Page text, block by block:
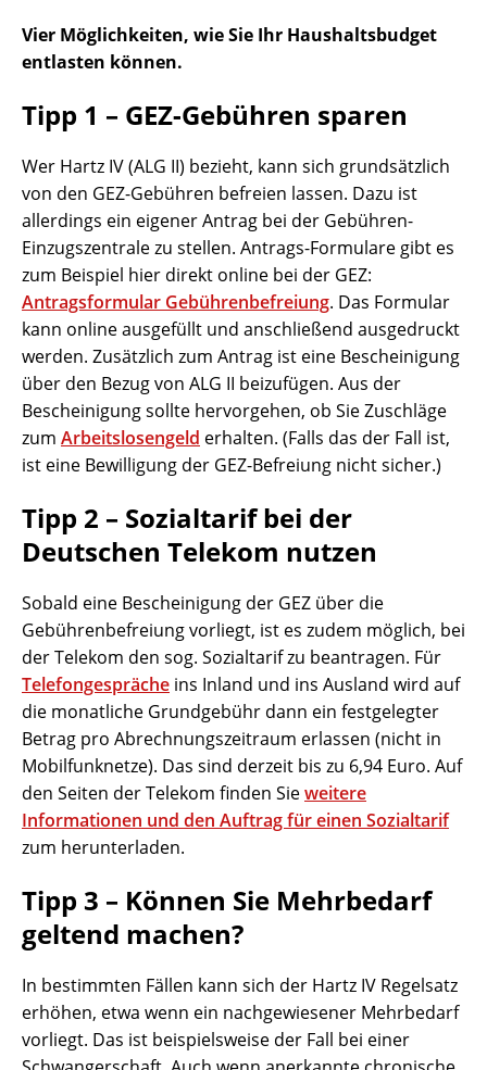
Vier Möglichkeiten, wie Sie Ihr Haushaltsbudget
entlasten können.
Tipp 1 – GEZ-Gebühren sparen
Wer Hartz IV (ALG II) bezieht, kann sich grundsätzlich
von den GEZ-Gebühren befreien lassen. Dazu ist
allerdings ein eigener Antrag bei der Gebühren-
Einzugszentrale zu stellen. Antrags-Formulare gibt es
zum Beispiel hier direkt online bei der GEZ:
Antragsformular Gebührenbefreiung. Das Formular
kann online ausgefüllt und anschließend ausgedruckt
werden. Zusätzlich zum Antrag ist eine Bescheinigung
über den Bezug von ALG II beizufügen. Aus der
Bescheinigung sollte hervorgehen, ob Sie Zuschläge
zum Arbeitslosengeld erhalten. (Falls das der Fall ist,
ist eine Bewilligung der GEZ-Befreiung nicht sicher.)
Tipp 2 – Sozialtarif bei der
Deutschen Telekom nutzen
Sobald eine Bescheinigung der GEZ über die
Gebührenbefreiung vorliegt, ist es zudem möglich, bei
der Telekom den sog. Sozialtarif zu beantragen. Für
Telefongespräche ins Inland und ins Ausland wird auf
die monatliche Grundgebühr dann ein festgelegter
Betrag pro Abrechnungszeitraum erlassen (nicht in
Mobilfunknetze). Das sind derzeit bis zu 6,94 Euro. Auf
den Seiten der Telekom finden Sieweitere
Informationen und den Auftrag für einen Sozialtarif
zum herunterladen.
Tipp 3 – Können Sie Mehrbedarf
geltend machen?
In bestimmten Fällen kann sich der Hartz IV Regelsatz
erhöhen, etwa wenn ein nachgewiesener Mehrbedarf
vorliegt. Das ist beispielsweise der Fall bei einer